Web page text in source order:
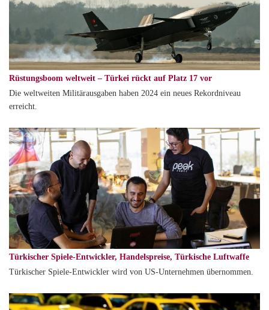
Rüstungsboom weltweit – Türkei rückt auf Platz 17 vor
Die weltweiten Militärausgaben haben 2024 ein neues Rekordniveau
erreicht.
Türkischer Spiele-Entwickler, Handelspreise, Türkische Luftwaffe
Türkischer Spiele-Entwickler wird von US-Unternehmen übernommen.